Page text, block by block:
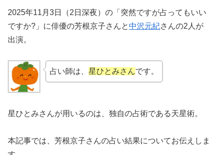
2025年11月3日（2日深夜）の「突然ですが占ってもいい
ですか?」に俳優の芳根京子さんと中沢元紀さんの2人が
出演。
占い師は、 星ひとみさんです。
星ひとみさんが用いるのは、独自の占術である天星術。
本記事では、芳根京子さんの占い結果についてお伝えしま